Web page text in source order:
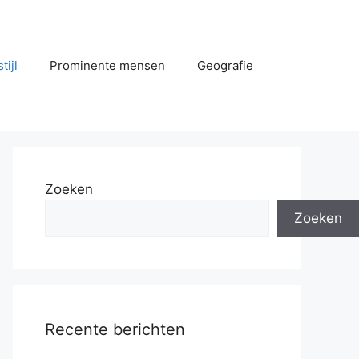
Prominente mensen Geografie
Zoeken
Zoeken
Recente berichten